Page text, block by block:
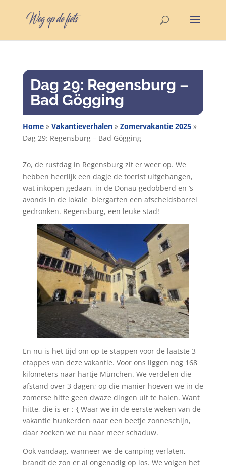
Dag 29: Regensburg –
Bad Gögging
Home» Vakantieverhalen» Zomervakantie 2025»
Dag 29: Regensburg – Bad Gögging
Zo, de rustdag in Regensburg zit er weer op. We
hebben heerlijk een dagje de toerist uitgehangen,
wat inkopen gedaan, in de Donau gedobberd en ‘s
avonds in de lokale biergarten een afscheidsborrel
gedronken. Regensburg, een leuke stad!
En nu is het tijd om op te stappen voor de laatste 3
etappes van deze vakantie. Voor ons liggen nog 168
kilometers naar hartje München. We verdelen die
afstand over 3 dagen; op die manier hoeven we in de
zomerse hitte geen dwaze dingen uit te halen. Want
hitte, die is er :-{ Waar we in de eerste weken van de
vakantie hunkerden naar een beetje zonneschijn,
daar zoeken we nu naar meer schaduw.
Ook vandaag, wanneer we de camping verlaten,
brandt de zon er al ongenadig op los. We volgen het